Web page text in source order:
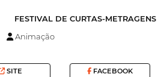
FESTIVAL DE CURTAS-METRAGENS
Animação
SITE FACEBOOK